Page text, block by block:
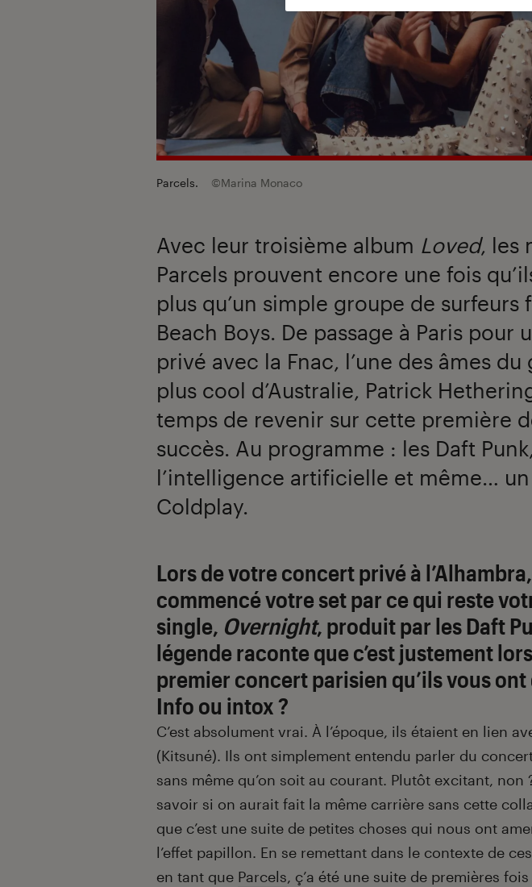
Parcels. ©Marina Monaco
Avec leur troisième album Loved, les
Parcels prouvent encore une fois
plus qu’un simple groupe de surfeurs
Beach Boys. De passage à Paris pour
privé avec la Fnac, l’une des âmes du
plus cool d’Australie, Patrick
temps de revenir sur cette première
succès. Au programme : les Daft Punk,
l’intelligence artificielle et même…
Coldplay.
Lors de votre concert privé à
commencé votre set par ce qui reste
single, Overnight, produit par les Daft
légende raconte que c’est justement
premier concert parisien qu’ils vous
Info ou intox ?
C’est absolument vrai. À l’époque, ils étaient en lien
(Kitsuné). Ils ont simplement entendu parler du
sans même qu’on soit au courant. Plutôt excitant, non
savoir si on aurait fait la même carrière sans cette
que c’est une suite de petites choses qui nous ont
l’effet papillon. En se remettant dans le contexte de
en tant que Parcels, ç’a été une suite de premières